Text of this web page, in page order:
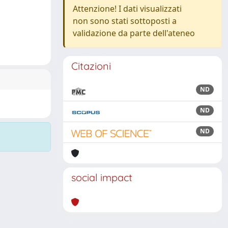
Attenzione! I dati visualizzati
non sono stati sottoposti a
validazione da parte dell'ateneo
Citazioni
ND
ND
ND
social impact